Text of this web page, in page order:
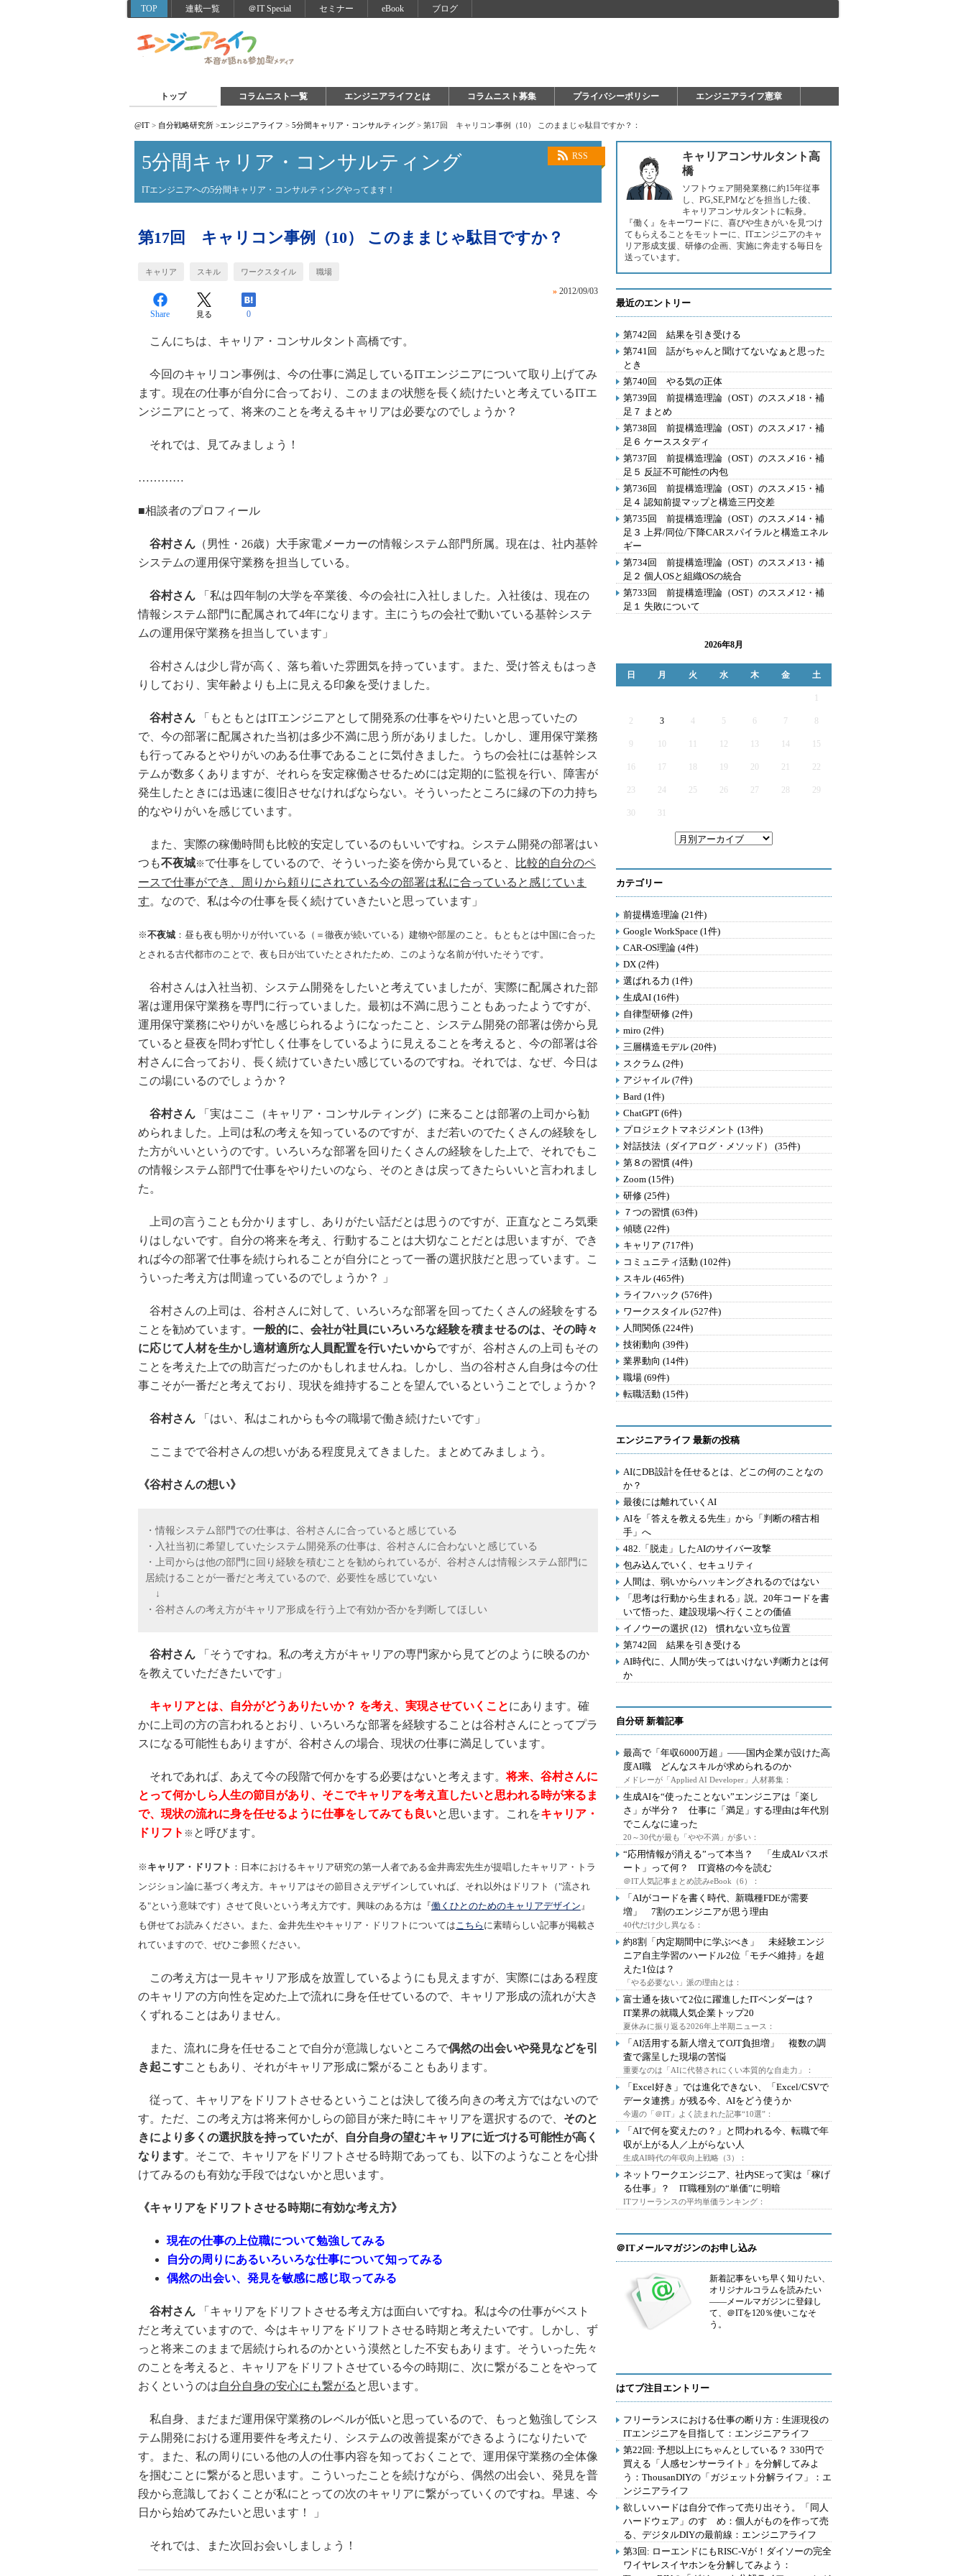
TOP 連載一覧 ＠IT Special セミナー eBook ブログ
トップ コラムニスト一覧 エンジニアライフとは コラムニスト募集 プライバシーポリシー エンジニアライフ憲章
@IT > 自分戦略研究所 >エンジニアライフ > 5分間キャリア・コンサルティング > 第17回 キャリコン事例（10） このままじゃ駄目ですか？：
RSS
5分間キャリア・コンサルティング
ITエンジニアへの5分間キャリア・コンサルティングやってます！
第17回 キャリコン事例（10） このままじゃ駄目ですか？
キャリア スキル ワークスタイル 職場
» 2012/09/03
Share 見る 0
こんにちは、キャリア・コンサルタント高橋です。
今回のキャリコン事例は、今の仕事に満足しているITエンジニアについて取り上げてみ
ます。現在の仕事が自分に合っており、このままの状態を長く続けたいと考えているITエ
ンジニアにとって、将来のことを考えるキャリアは必要なのでしょうか？
それでは、見てみましょう！
…………
■相談者のプロフィール
谷村さん （男性・26歳）大手家電メーカーの情報システム部門所属。現在は、社内基幹
システムの運用保守業務を担当している。
谷村さん 「私は四年制の大学を卒業後、今の会社に入社しました。入社後は、現在の
情報システム部門に配属されて4年になります。主にうちの会社で動いている基幹システ
ムの運用保守業務を担当しています」
谷村さんは少し背が高く、落ち着いた雰囲気を持っています。また、受け答えもはっき
りしており、実年齢よりも上に見える印象を受けました。
谷村さん 「もともとはITエンジニアとして開発系の仕事をやりたいと思っていたの
で、今の部署に配属された当初は多少不満に思う所がありました。しかし、運用保守業務
も行ってみるとやりがいのある仕事であることに気付きました。うちの会社には基幹シス
テムが数多くありますが、それらを安定稼働させるためには定期的に監視を行い、障害が
発生したときには迅速に復旧させなければならない。そういったところに縁の下の力持ち
的なやりがいを感じています。
また、実際の稼働時間も比較的安定しているのもいいですね。システム開発の部署はい
つも不夜城※ で仕事をしているので、そういった姿を傍から見ていると、
比較的自分のペ
ースで仕事ができ、周りから頼りにされている今の部署は私に合っていると感じていま
す。なので、私は今の仕事を長く続けていきたいと思っています」
※不夜城 ：昼も夜も明かりが付いている（＝徹夜が続いている）建物や部屋のこと。もともとは中国に合った
とされる古代都市のことで、夜も日が出ていたとされたため、このような名前が付いたそうです。
谷村さんは入社当初、システム開発をしたいと考えていましたが、実際に配属された部
署は運用保守業務を専門に行っていました。最初は不満に思うこともあったようですが、
運用保守業務にやりがいを感じられるようになったこと、システム開発の部署は傍から見
ていると昼夜を問わず忙しく仕事をしているように見えることを考えると、今の部署は谷
村さんに合っており、長く続けていきたい感じているのですね。それでは、なぜ、今日は
この場にいるのでしょうか？
谷村さん 「実はここ（キャリア・コンサルティング）に来ることは部署の上司から勧
められました。上司は私の考えを知っているのですが、まだ若いのでたくさんの経験をし
た方がいいというのです。いろいろな部署を回りたくさんの経験をした上で、それでもこ
の情報システム部門で仕事をやりたいのなら、そのときは戻ってきたらいいと言われまし
た。
上司の言うことも分かりますし、ありがたい話だとは思うのですが、正直なところ気乗
りはしないです。自分の将来を考え、行動することは大切なことだとは思いますが、でき
れば今の部署で仕事を続けられることが自分にとって一番の選択肢だと思っています。こ
ういった考え方は間違っているのでしょうか？ 」
谷村さんの上司は、谷村さんに対して、いろいろな部署を回ってたくさんの経験をする
ことを勧めています。 一般的に、会社が社員にいろいろな経験を積ませるのは、その時々
に応じて人材を生かし適材適所な人員配置を行いたいからですが、谷村さんの上司もその
ことを考えた上での助言だったのかもしれませんね。しかし、当の谷村さん自身は今の仕
事こそが一番だと考えており、現状を維持することを望んでいるということでしょうか？
谷村さん 「はい、私はこれからも今の職場で働き続けたいです」
ここまでで谷村さんの想いがある程度見えてきました。まとめてみましょう。
《谷村さんの想い》
・情報システム部門での仕事は、谷村さんに合っていると感じている
・入社当初に希望していたシステム開発系の仕事は、谷村さんに合わないと感じている
・上司からは他の部門に回り経験を積むことを勧められているが、谷村さんは情報システム部門に
居続けることが一番だと考えているので、必要性を感じていない
↓
・谷村さんの考え方がキャリア形成を行う上で有効か否かを判断してほしい
谷村さん 「そうですね。私の考え方がキャリアの専門家から見てどのように映るのか
を教えていただきたいです」
キャリアとは、自分がどうありたいか？ を考え、実現させていくことにあります。確
かに上司の方の言われるとおり、いろいろな部署を経験することは谷村さんにとってプラ
スになる可能性もありますが、谷村さんの場合、現状の仕事に満足しています。
それであれば、あえて今の段階で何かをする必要はないと考えます。将来、谷村さんに
とって何かしら人生の節目があり、そこでキャリアを考え直したいと思われる時が来るま
で、現状の流れに身を任せるように仕事をしてみても良いと思います。これをキャリア・
ドリフト ※ と呼びます。
※ キャリア・ドリフト ：日本におけるキャリア研究の第一人者である金井壽宏先生が提唱したキャリア・トラ
ンジション論に基づく考え方。キャリアはその節目さえデザインしていれば、それ以外はドリフト（"流され
る"という意味です）させて良いという考え方です。興味のある方は『 働くひとのためのキャリアデザイン』
も併せてお読みください。また、金井先生やキャリア・ドリフトについてはこちら に素晴らしい記事が掲載さ
れていますので、ぜひご参照ください。
この考え方は一見キャリア形成を放置しているようにも見えますが、実際にはある程度
のキャリアの方向性を定めた上で流れに身を任せているので、キャリア形成の流れが大き
くずれることはありません。
また、流れに身を任せることで自分が意識しないところで偶然の出会いや発見などを引
き起こすこともあり、それがキャリア形成に繋がることもあります。
従って、キャリアをドリフトさせるということは決して後ろ向きの考え方ではないので
す。ただ、この考え方は将来何かしらの節目が来た時にキャリアを選択するので、 そのと
きにより多くの選択肢を持っていたが、自分自身の望むキャリアに近づける可能性が高く
なります。そこで、キャリアをドリフトさせる時期であっても、以下のようなことを心掛
けてみるのも有効な手段ではないかと思います。
《キャリアをドリフトさせる時期に有効な考え方》
現在の仕事の上位職について勉強してみる
自分の周りにあるいろいろな仕事について知ってみる
偶然の出会い、発見を敏感に感じ取ってみる
谷村さん 「キャリアをドリフトさせる考え方は面白いですね。私は今の仕事がベスト
だと考えていますので、今はキャリアをドリフトさせる時期と考えたいです。しかし、ず
っと将来このままで居続けられるのかという漠然とした不安もあります。そういった先々
のことを考えると、キャリアをドリフトさせている今の時期に、次に繋がることをやって
おくというのは自分自身の安心にも繋がる と思います。
私自身、まだまだ運用保守業務のレベルが低いと思っているので、もっと勉強してシス
テム開発における運用要件を考えたり、システムの改善提案ができるようになりたいで
す。また、私の周りにいる他の人の仕事内容を知っておくことで、運用保守業務の全体像
を掴むことに繋がると思います。こういったことを続けながら、偶然の出会い、発見を普
段から意識しておくことが私にとっての次のキャリアに繋がっていくのですね。早速、今
日から始めてみたいと思います！ 」
それでは、また次回お会いしましょう！
キャリアコンサルタント高
橋
ソフトウェア開発業務に約15年従事
し、PG,SE,PMなどを担当した後、
キャリアコンサルタントに転身。
『働く』をキーワードに、喜びや生きがいを見つけ
てもらえることをモットーに、ITエンジニアのキャ
リア形成支援、研修の企画、実施に奔走する毎日を
送っています。
最近のエントリー
第742回 結果を引き受ける
第741回 話がちゃんと聞けてないなぁと思った
とき
第740回 やる気の正体
第739回 前提構造理論（OST）のススメ18・補
足７ まとめ
第738回 前提構造理論（OST）のススメ17・補
足６ ケーススタディ
第737回 前提構造理論（OST）のススメ16・補
足５ 反証不可能性の内包
第736回 前提構造理論（OST）のススメ15・補
足４ 認知前提マップと構造三円交差
第735回 前提構造理論（OST）のススメ14・補
足３ 上昇/同位/下降CARスパイラルと構造エネル
ギー
第734回 前提構造理論（OST）のススメ13・補
足２ 個人OSと組織OSの統合
第733回 前提構造理論（OST）のススメ12・補
足１ 失敗について
2026年8月
日 月 火 水 木 金 土
2 3 4 5 6 7
9 12 13 14 15
16 17 19 20 21 22
23 24 25 26 27 28 29
30 31
カテゴリー
前提構造理論 (21件)
Google WorkSpace (1件)
CAR-OS理論 (4件)
DX (2件)
選ばれる力 (1件)
生成AI (16件)
自律型研修 (2件)
miro (2件)
三層構造モデル (20件)
スクラム (2件)
アジャイル (7件)
Bard (1件)
ChatGPT (6件)
プロジェクトマネジメント (13件)
対話技法（ダイアログ・メソッド） (35件)
第８の習慣 (4件)
Zoom (15件)
研修 (25件)
７つの習慣 (63件)
傾聴 (22件)
キャリア (717件)
コミュニティ活動 (102件)
スキル (465件)
ライフハック (576件)
ワークスタイル (527件)
人間関係 (224件)
技術動向 (39件)
業界動向 (14件)
職場 (69件)
転職活動 (15件)
エンジニアライフ 最新の投稿
AIにDB設計を任せるとは、どこの何のことなの
か？
最後には離れていくAI
AIを「答えを教える先生」から「判断の稽古相
手」へ
482.「脱走」したAIのサイバー攻撃
包み込んでいく、セキュリティ
人間は、弱いからハッキングされるのではない
「思考は行動から生まれる」説。20年コードを書
いて悟った、建設現場へ行くことの価値
イノウーの選択 (12) 慣れない立ち位置
第742回 結果を引き受ける
AI時代に、人間が失ってはいけない判断力とは何
か
自分研 新着記事
最高で「年収6000万超」――国内企業が設けた高
度AI職 どんなスキルが求められるのか
メドレーが「Applied AI Developer」人材募集：
生成AIを“使ったことない”エンジニアは「楽し
さ」が半分？ 仕事に「満足」する理由は年代別
でこんなに違った
20～30代が最も「やや不満」が多い：
“応用情報が消える”って本当？ 「生成AIパスポ
ート」って何？ IT資格の今を読む
＠IT人気記事まとめ読みeBook（6）：
「AIがコードを書く時代、新職種FDEが需要
増」 7割のエンジニアが思う理由
40代だけ少し異なる：
約8割「内定期間中に学ぶべき」 未経験エンジ
ニア自主学習のハードル2位「モチベ維持」を超
えた1位は？
「やる必要ない」派の理由とは：
富士通を抜いて2位に躍進したITベンダーは？
IT業界の就職人気企業トップ20
夏休みに振り返る2026年上半期ニュース：
「AI活用する新人増えてOJT負担増」 複数の調
査で露呈した現場の苦悩
重要なのは「AIに代替されにくい本質的な自走力」：
「Excel好き」では進化できない、「Excel/CSVで
データ連携」が残る今、AIをどう使うか
今週の「＠IT」よく読まれた記事“10選”：
「AIで何を変えたの？」と問われる今、転職で年
収が上がる人／上がらない人
生成AI時代の年収向上戦略（3）：
ネットワークエンジニア、社内SEって実は「稼げ
る仕事」？ IT職種別の“単価”に明暗
ITフリーランスの平均単価ランキング：
＠ITメールマガジンのお申し込み
新着記事をいち早く知りたい、
オリジナルコラムを読みたい
――メールマガジンに登録し
て、＠ITを120％使いこなそ
う。
はてブ注目エントリー
フリーランスにおける仕事の断り方：生涯現役の
ITエンジニアを目指して：エンジニアライフ
第22回: 予想以上にちゃんとしている？ 330円で
買える「人感センサーライト」を分解してみよ
う：ThousanDIYの「ガジェット分解ライフ」：エ
ンジニアライフ
欲しいハードは自分で作って売り出そう。「同人
ハードウェア」のすゝめ：個人がものを作って売
る、デジタルDIYの最前線：エンジニアライフ
第3回: ローエンドにもRISC-Vが！ダイソーの完全
ワイヤレスイヤホンを分解してみよう：